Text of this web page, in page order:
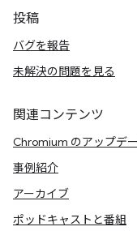
投稿
バグを報告
未解決の問題を見る
関連コンテンツ
Chromium のアップデ
事例紹介
アーカイブ
ポッドキャストと番組